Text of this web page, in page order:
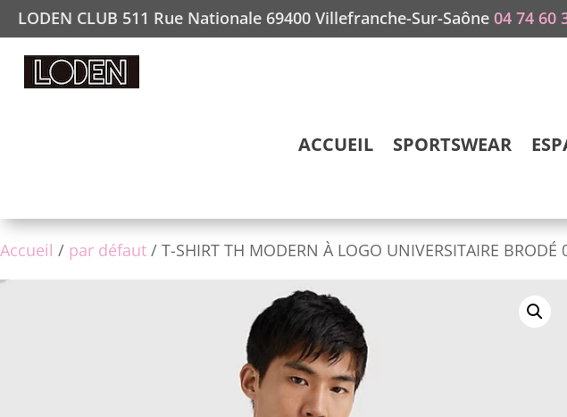
LODEN CLUB 511 Rue Nationale 69400 Villefranche-Sur-Saône 04 74 60
ACCUEIL SPORTSWEAR
Accueil / par défaut / T-SHIRT TH MODERN À LOGO UNIVERSITAIRE BRODÉ